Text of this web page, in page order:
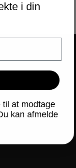
i din
til at modtage
kan afmelde